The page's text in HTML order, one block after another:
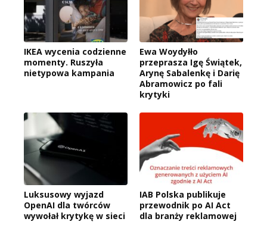
IKEA wycenia codzienne
momenty. Ruszyła
nietypowa kampania
Ewa Woydyłło
przeprasza Igę Świątek,
Arynę Sabalenkę i Darię
Abramowicz po fali
krytyki
Luksusowy wyjazd
OpenAI dla twórców
wywołał krytykę w sieci
IAB Polska publikuje
przewodnik po AI Act
dla branży reklamowej